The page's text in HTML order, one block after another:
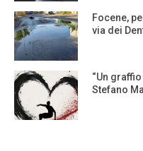
Focene,
via dei
“Un
Stefano